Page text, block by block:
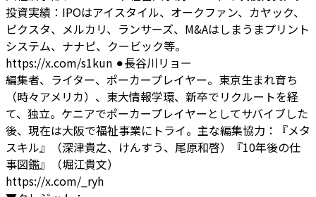
投資実績：IPOはアイスタイル、オークファン、カヤック、
ピクスタ、メルカリ、ランサーズ、M&Aはしまうまプリント
システム、ナナピ、クービック等。
https://x.com/s1kun ⚫︎長谷川リョー
編集者、ライター、ポーカープレイヤー。東京生まれ育ち
（時々アメリカ）、東大情報学環、新卒でリクルートを経
て、独立。ケニアでポーカープレイヤーとしてサバイブした
後、現在は大阪で福祉事業にトライ。主な編集協力：『メタ
スキル』（深津貴之、けんすう、尾原和啓）『10年後の仕
事図鑑』（堀江貴文）
https://x.com/_ryh